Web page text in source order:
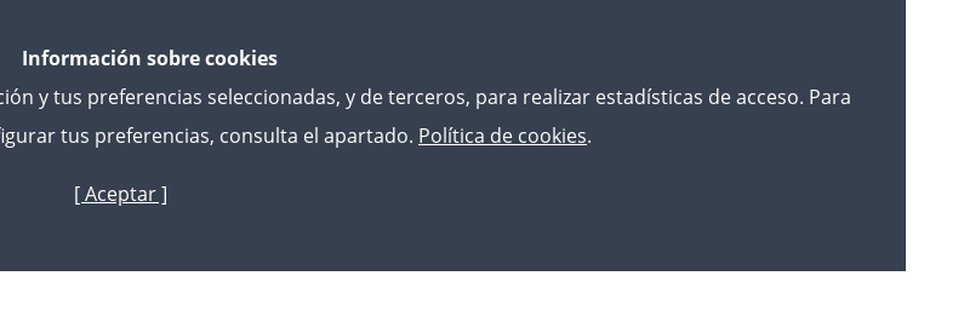
Skip
main
Información sobre cookies
y tus preferencias seleccionadas, y de terceros, para realizar estadísticas de acceso. Para
tus preferencias, consulta el apartado. Política de cookies.
[ Aceptar ]